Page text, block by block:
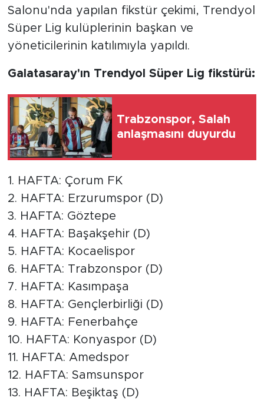
Salonu'nda yapılan fikstür çekimi, Trendyol
Süper Lig kulüplerinin başkan ve
yöneticilerinin katılımıyla yapıldı.
Galatasaray'ın Trendyol Süper Lig fikstürü:
Trabzonspor, Salah
anlaşmasını duyurdu
1. HAFTA: Çorum FK
2. HAFTA: Erzurumspor (D)
3. HAFTA: Göztepe
4. HAFTA: Başakşehir (D)
5. HAFTA: Kocaelispor
6. HAFTA: Trabzonspor (D)
7. HAFTA: Kasımpaşa
8. HAFTA: Gençlerbirliği (D)
9. HAFTA: Fenerbahçe
10. HAFTA: Konyaspor (D)
11. HAFTA: Amedspor
12. HAFTA: Samsunspor
13. HAFTA: Beşiktaş (D)